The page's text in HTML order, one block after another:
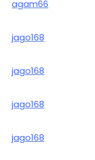
agam66
jago168
jago168
jago168
jago168